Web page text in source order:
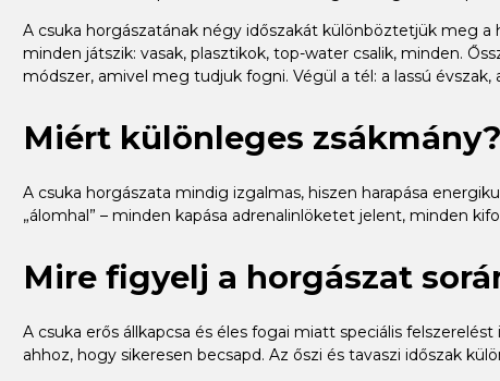
A csuka horgászatának négy időszakát különböztetjük meg a
minden játszik: vasak, plasztikok, top-water csalik, minden.
módszer, amivel meg tudjuk fogni. Végül a tél: a lassú
Miért különleges zsákmány?
A csuka horgászata mindig izgalmas, hiszen harapása
„álomhal” – minden kapása adrenalinlöketet jelent, minden
Mire figyelj a horgászat
A csuka erős állkapcsa és éles fogai miatt speciális
ahhoz, hogy sikeresen becsapd. Az őszi és tavaszi időszak